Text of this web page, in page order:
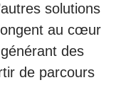
solutions
au cœur
des
de parcours